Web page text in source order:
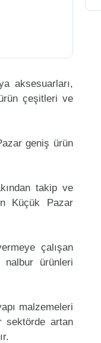
aksesuarları,
çeşitleri ve
geniş ürün
takip ve
Küçük Pazar
çalışan
ürünleri
malzemeleri
sektörde artan